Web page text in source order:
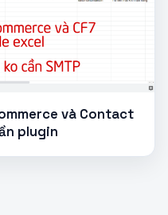
và Contact
plugin